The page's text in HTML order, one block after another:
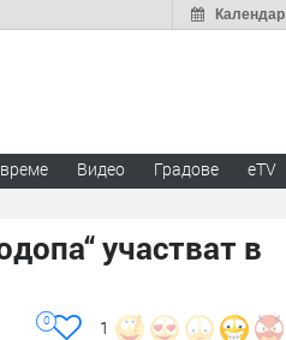
Календар
Видео Градове eTV
участват в
1
0